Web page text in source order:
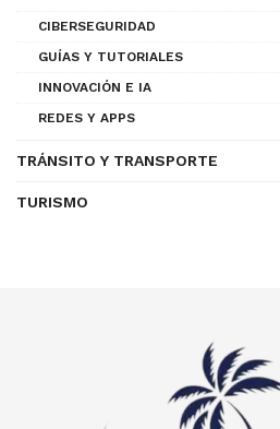
CIBERSEGURIDAD
GUÍAS Y TUTORIALES
INNOVACIÓN E IA
REDES Y APPS
TRÁNSITO Y TRANSPORTE
TURISMO